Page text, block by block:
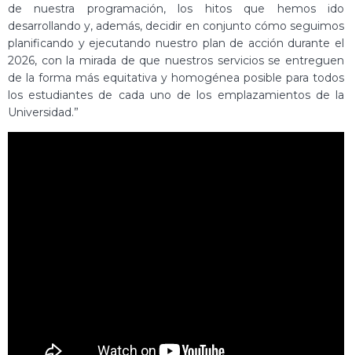
de nuestra programación, los hitos que hemos ido
desarrollando y, además, decidir en conjunto cómo seguimos
planificando y ejecutando nuestro plan de acción durante el
2026, con la mirada de que nuestros servicios se entreguen
de la forma más equitativa y homogénea posible para todos
los estudiantes de cada uno de los emplazamientos de la
Universidad.”